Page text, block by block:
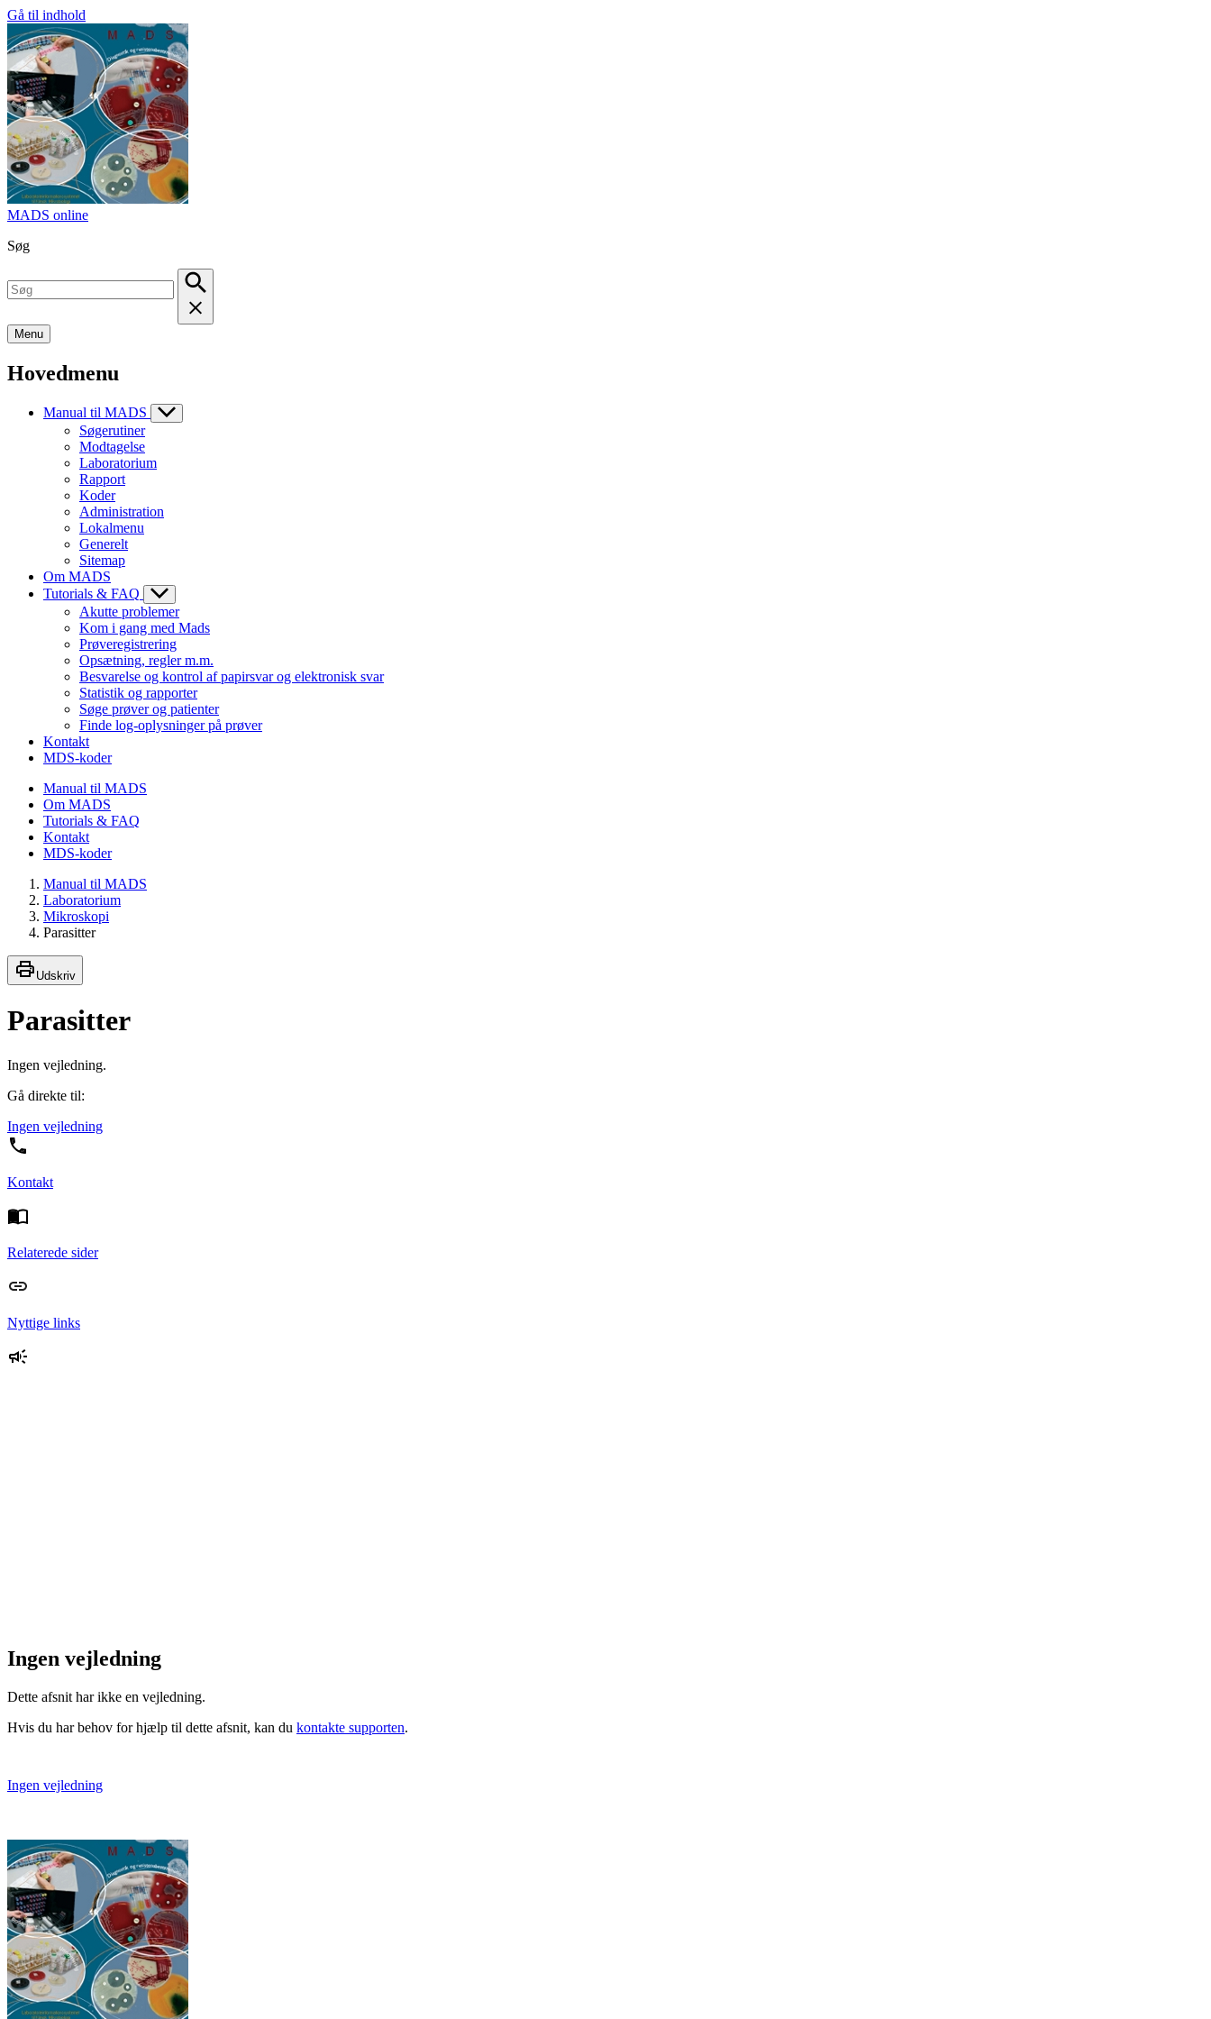
Gå til indhold
MADS online
Søg
Menu
Hovedmenu
Manual til MADS
Søgerutiner
Modtagelse
Laboratorium
Rapport
Koder
Administration
Lokalmenu
Generelt
Sitemap
Om MADS
Tutorials & FAQ
Akutte problemer
Kom i gang med Mads
Prøveregistrering
Opsætning, regler m.m.
Besvarelse og kontrol af papirsvar og elektronisk svar
Statistik og rapporter
Søge prøver og patienter
Finde log-oplysninger på prøver
Kontakt
MDS-koder
Manual til MADS
Om MADS
Tutorials & FAQ
Kontakt
MDS-koder
Manual til MADS
Laboratorium
Mikroskopi
Parasitter
Udskriv
Parasitter
Ingen vejledning.
Gå direkte til:
Ingen vejledning
Kontakt
Relaterede sider
Nyttige links
Ingen vejledning
Dette afsnit har ikke en vejledning.
Hvis du har behov for hjælp til dette afsnit, kan du kontakte supporten.
Ingen vejledning